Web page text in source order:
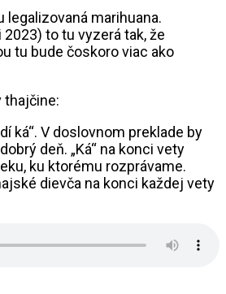
legalizovaná marihuana.
to tu vyzerá tak, že
tu bude čoskoro viac ako
thajčine:
ká“. V doslovnom preklade by
deň. „Ká“ na konci vety
ku ktorému rozprávame.
dievča na konci každej vety